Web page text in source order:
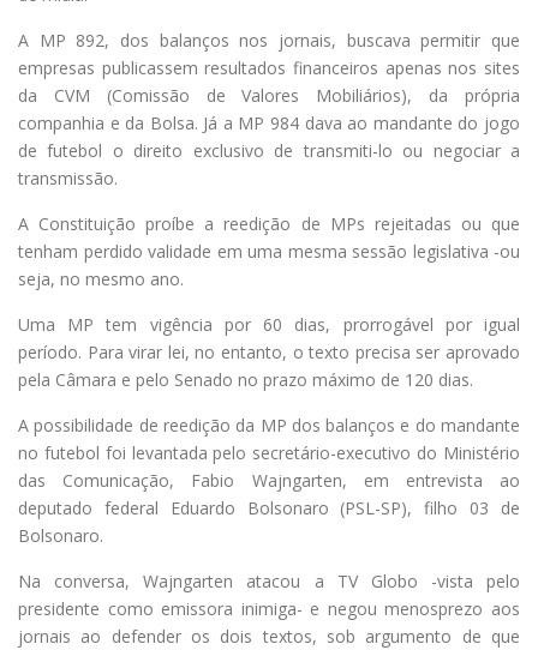
A MP 892, dos balanços nos jornais, buscava permitir que
empresas publicassem resultados financeiros apenas nos sites
da CVM (Comissão de Valores Mobiliários), da própria
companhia e da Bolsa. Já a MP 984 dava ao mandante do jogo
de futebol o direito exclusivo de transmiti-lo ou negociar a
transmissão.
A Constituição proíbe a reedição de MPs rejeitadas ou que
tenham perdido validade em uma mesma sessão legislativa -ou
seja, no mesmo ano.
Uma MP tem vigência por 60 dias, prorrogável por igual
período. Para virar lei, no entanto, o texto precisa ser aprovado
pela Câmara e pelo Senado no prazo máximo de 120 dias.
A possibilidade de reedição da MP dos balanços e do mandante
no futebol foi levantada pelo secretário-executivo do Ministério
das Comunicação, Fabio Wajngarten, em entrevista ao
deputado federal Eduardo Bolsonaro (PSL-SP), filho 03 de
Bolsonaro.
Na conversa, Wajngarten atacou a TV Globo -vista pelo
presidente como emissora inimiga- e negou menosprezo aos
jornais ao defender os dois textos, sob argumento de que